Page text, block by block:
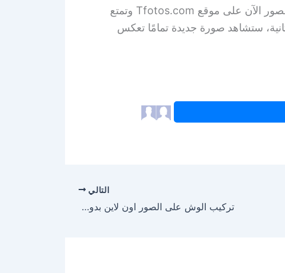
للانتظار! جرب موقعنا لتركيب وجه على الصور الآن على موقع Tfotos.com وتمتع
فريدة من نوعها. في أقل من 60 ثانية، ستشاهد صورة جديدة تمامًا تعكس
التالي
تركيب الوش على الصور اون لاين بدون برامج صور للشباب